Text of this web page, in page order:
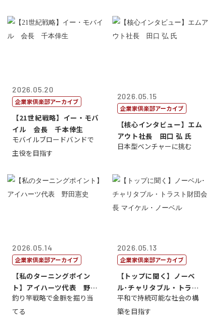
2026.05.20
企業家倶楽部アーカイブ
【21世紀戦略】イー・モバ
イル 会長 千本倖生
モバイルブロードバンドで
主役を目指す
2026.05.15
企業家倶楽部アーカイブ
【核心インタビュー】エム
アウト社長 田口 弘 氏
日本型ベンチャーに挑む
2026.05.14
企業家倶楽部アーカイブ
【私のターニングポイン
ト】アイハーツ代表 野田
憲史
釣り竿戦略で金脈を掘り当
てる
2026.05.13
企業家倶楽部アーカイブ
【トップに聞く】ノーベ
ル･チャリタブル・トラス
ト財団会長 マ...
平和で持続可能な社会の構
築を目指す